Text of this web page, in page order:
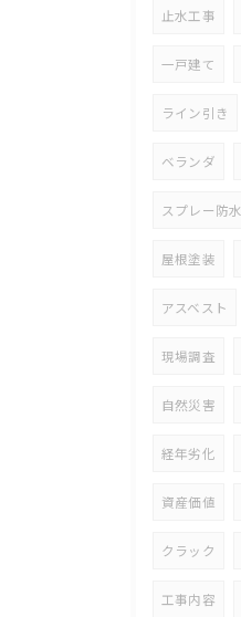
止水工事
一戸建て
ライン引き
ベランダ
スプレー防水
屋根塗装
アスベスト
現場調査
自然災害
経年劣化
資産価値
クラック
工事内容